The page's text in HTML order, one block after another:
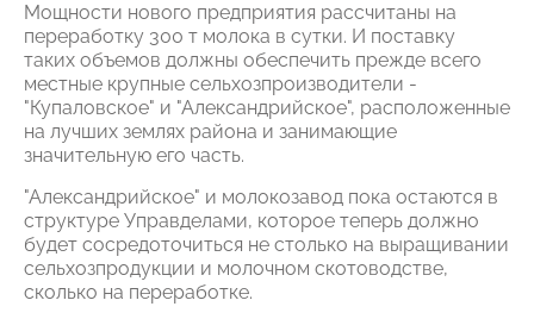
Мощности нового предприятия рассчитаны на
переработку 300 т молока в сутки. И поставку
таких объемов должны обеспечить прежде всего
местные крупные сельхозпроизводители -
"Купаловское" и "Александрийское", расположенные
на лучших землях района и занимающие
значительную его часть.
"Александрийское" и молокозавод пока остаются в
структуре Управделами, которое теперь должно
будет сосредоточиться не столько на выращивании
сельхозпродукции и молочном скотоводстве,
сколько на переработке.